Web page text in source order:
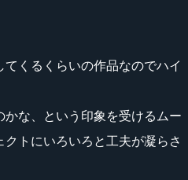
くるくらいの作品なのでハイ
な、という印象を受けるムー
トにいろいろと工夫が凝らさ